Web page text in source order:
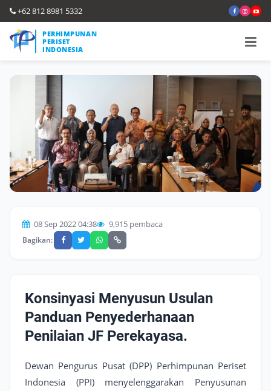
+62 812 8981 5332
PERHIMPUNAN
PERISET
INDONESIA
08 Sep 2022 04:38 9,915 pembaca
Bagikan:
Konsinyasi Menyusun Usulan
Panduan Penyederhanaan
Penilaian JF Perekayasa.
Dewan Pengurus Pusat (DPP) Perhimpunan Periset
Indonesia (PPI) menyelenggarakan Penyusunan